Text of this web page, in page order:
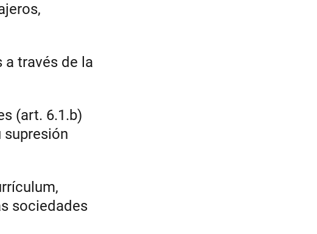
través de la
(art. 6.1.b)
supresión
sociedades